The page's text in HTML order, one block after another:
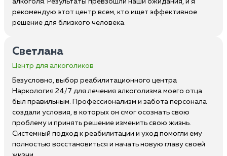
алкоголя. Результаты превзошли наши ожидания, и я
рекомендую этот центр всем, кто ищет эффективное
решение для близкого человека.
Светлана
Центр для алкоголиков
Безусловно, выбор реабилитационного центра
Наркология 24/7 для лечения алкоголизма моего отца
был правильным. Профессионализм и забота персонала
создали условия, в которых он смог осознать свою
проблему и принять решение изменить свою жизнь.
Системный подход к реабилитации и уход помогли ему
полностью восстановиться и начать новую главу своей